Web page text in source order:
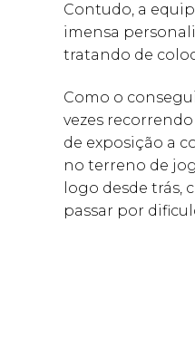
Contudo, a
imensa
tratando de
Como o
vezes
de exposição a
no terreno de
logo desde
passar por